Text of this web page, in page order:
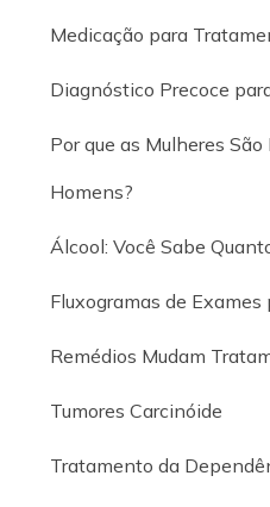
Medicação para
Diagnóstico Precoce
Por que as Mulheres
Homens?
Álcool: Você Sabe
Fluxogramas de Exames
Remédios Mudam
Tumores Carcinóide
Tratamento da